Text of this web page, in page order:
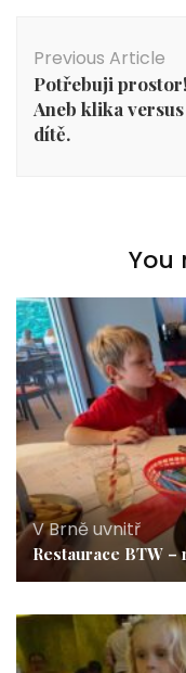
Navigation
Previous Article
Potřebuji prostor!
Aneb klika versus
dítě.
You
V Brně uvnitř
Restaurace BTW